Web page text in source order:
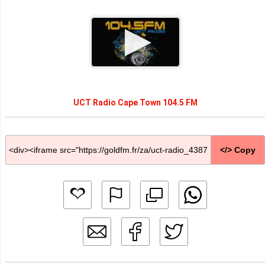
UCT Radio Cape Town 104.5 FM
</> Copy